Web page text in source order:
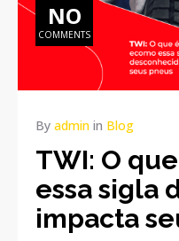
NO
COMMENTS
By admin in Blog
TWI: O
essa sigla
impacta